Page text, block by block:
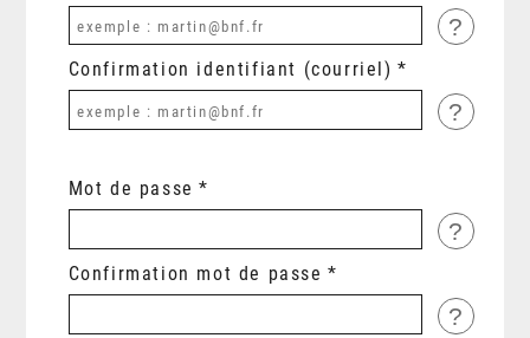
?
Confirmation identifiant (courriel)
?
Mot de passe
?
Confirmation mot de passe
?